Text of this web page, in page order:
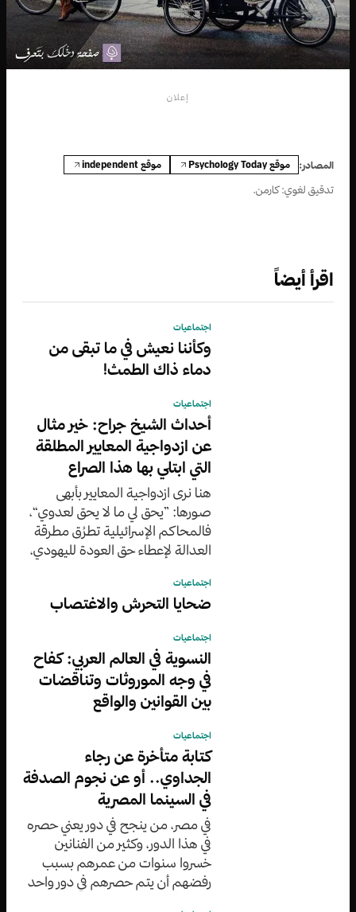
إعلان
المصادر: موقع Psychology Today موقع independent
تدقيق لغوي: كارمن.
اقرأ أيضاً
اجتماعيات
وكأننا نعيش في ما تبقى من
دماء ذاك الطمث!
اجتماعيات
أحداث الشيخ جراح: خير مثال
عن ازدواجية المعايير المطلقة
التي ابتلي بها هذا الصراع
هنا نرى ازدواجية المعايير بأبهى
صورها: ”يحق لي ما لا يحق لعدوي“،
فالمحاكم الإسرائيلية تطرُق مطرقة
العدالة لإعطاء حق العودة لليهودي،
الفلسطيني
اجتماعيات
ضحايا التحرش والاغتصاب
اجتماعيات
النسوية في العالم العربي: كفاح
في وجه الموروثات وتناقضات
بين القوانين والواقع
اجتماعيات
كتابة متأخرة عن رجاء
الجداوي.. أو عن نجوم الصدفة
في السينما المصرية
في مصر، من ينجح في دور يعني حصره
في هذا الدور، وكثير من الفنانين
خسروا سنوات من عمرهم بسبب
رفضهم أن يتم حصرهم في دور واحد